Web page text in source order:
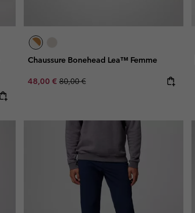
Chaussure Bonehead Lea™ Femme
Sale price:
48,00 € Regular price:
80,00 €